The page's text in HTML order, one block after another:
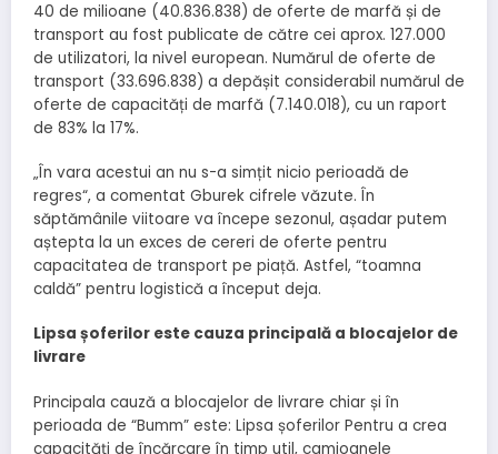
40 de milioane (40.836.838) de oferte de marfă și de
transport au fost publicate de către cei aprox. 127.000
de utilizatori, la nivel european. Numărul de oferte de
transport (33.696.838) a depășit considerabil numărul de
oferte de capacități de marfă (7.140.018), cu un raport
de 83% la 17%.
„În vara acestui an nu s-a simțit nicio perioadă de
regres“, a comentat Gburek cifrele văzute. În
săptămânile viitoare va începe sezonul, așadar putem
aștepta la un exces de cereri de oferte pentru
capacitatea de transport pe piață. Astfel, “toamna
caldă” pentru logistică a început deja.
Lipsa șoferilor este cauza principală a blocajelor de
livrare
Principala cauză a blocajelor de livrare chiar și în
perioada de “Bumm” este: Lipsa șoferilor Pentru a crea
capacități de încărcare în timp util, camioanele